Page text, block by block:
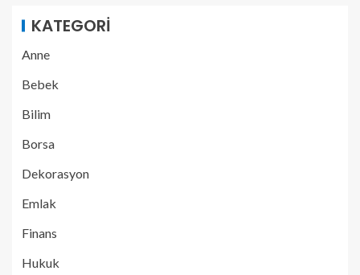
KATEGORI
Anne
Bebek
Bilim
Borsa
Dekorasyon
Emlak
Finans
Hukuk